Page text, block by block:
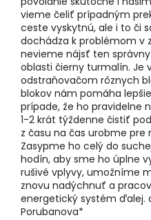
vieme čeliť prípadným
ceste vyskytnú, ale i to či
dochádza k problémom v
nevieme nájsť ten
oblasti čierny turmalín. Je
odstraňovačom rôznych
blokov nám pomáha
prípade, že ho pravidelne
1-2 krát týždenne čistiť
z času na čas urobme pre
Zasypme ho celý do
hodín, aby sme ho úplne
rušivé vplyvy, umožníme
znovu nadýchnuť a
energetický systém ďalej.
Porubanova*